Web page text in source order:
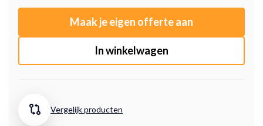
Maak je eigen offerte aan
In winkelwagen
Vergelijk producten